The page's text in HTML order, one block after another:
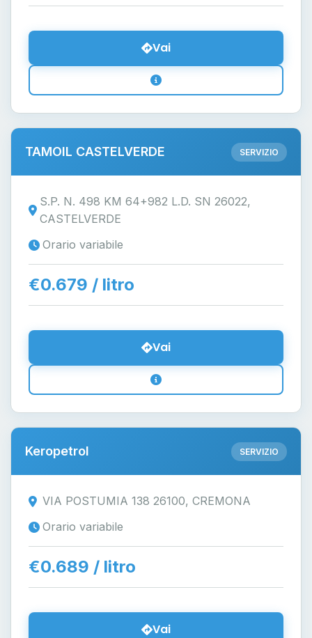
Vai
TAMOIL CASTELVERDE SERVIZIO
S.P. N. 498 KM 64+982 L.D. SN 26022,
CASTELVERDE
Orario variabile
€0.679 / litro
Vai
Keropetrol SERVIZIO
VIA POSTUMIA 138 26100, CREMONA
Orario variabile
€0.689 / litro
Vai